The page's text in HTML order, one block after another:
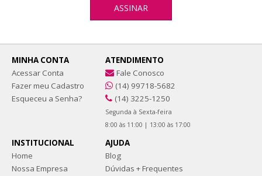
MINHA CONTA
Acessar Conta
Fazer meu Cadastro
Esqueceu a Senha?
ATENDIMENTO
Fale Conosco
(14) 99718-5682
(14) 3225-1250
Segunda à Sexta-feira
8:00 às 11:00 | 13:00 às 17:00
INSTITUCIONAL
Home
Nossa Empresa
AJUDA
Blog
Dúvidas + Frequentes